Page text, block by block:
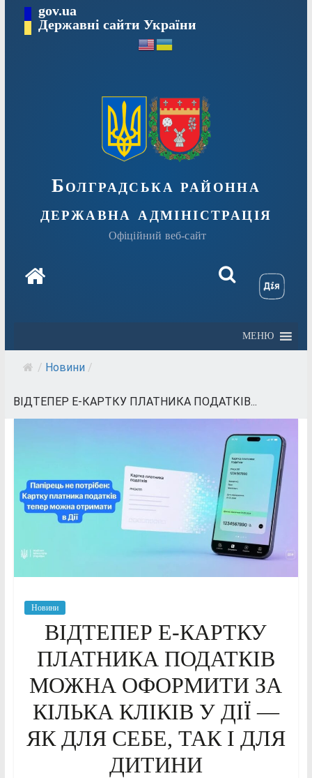
Перейтиgov.ua
Державні сайти України
Болградська районна
державна адміністрація
Офіційний веб-сайт
МЕНЮ
/ Новини /
ВІДТЕПЕР Е-КАРТКУ ПЛАТНИКА ПОДАТКІВ...
Новини
ВІДТЕПЕР Е-КАРТКУ
ПЛАТНИКА ПОДАТКІВ
МОЖНА ОФОРМИТИ ЗА
КІЛЬКА КЛІКІВ У ДІЇ —
ЯК ДЛЯ СЕБЕ, ТАК І ДЛЯ
ДИТИНИ